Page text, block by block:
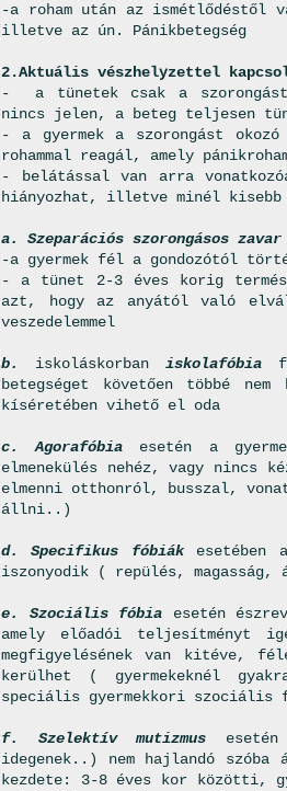
-a roham után az ismétlődéstől
illetve az ún. Pánikbetegség
2.Aktuális vészhelyzettel
- a tünetek csak a
nincs jelen, a beteg teljesen
- a gyermek a szorongást
rohammal reagál, amely
- belátással van arra
hiányozhat, illetve minél kisebb
a. Szeparációs szorongásos zavar
-a gyermek fél a gondozótól
- a tünet 2-3 éves korig
azt, hogy az anyától való
veszedelemmel
b. iskoláskorban iskolafóbia
betegséget követően többé
kíséretében vihető el oda
c. Agorafóbia esetén a
elmenekülés nehéz, vagy nincs
elmenni otthonról, busszal,
állni..)
d. Specifikus fóbiákesetében
iszonyodik ( repülés,
e. Szociális fóbia esetén
amely előadói teljesítményt
megfigyelésének van kitéve,
kerülhet ( gyermekeknél
speciális gyermekkori szociális
f. Szelektív mutizmus esetén
idegenek..) nem hajlandó
kezdete: 3-8 éves kor közötti,